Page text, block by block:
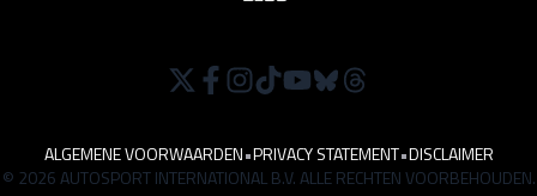
ALGEMENE VOORWAARDEN•PRIVACY STATEMENT•DISCLAIMER
© 2026 AUTOSPORT INTERNATIONAL B.V. ALLE RECHTEN VOORBEHOUDEN.